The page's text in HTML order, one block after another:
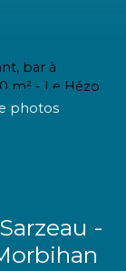
photos
-